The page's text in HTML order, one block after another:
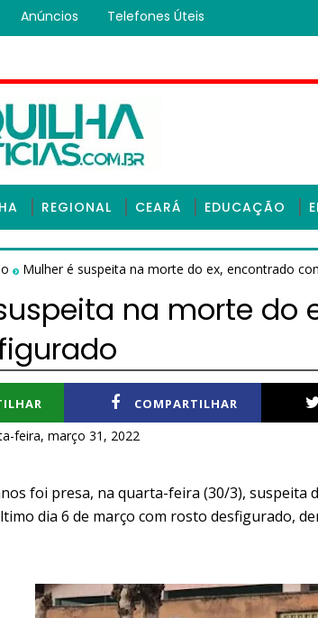
Anúncios Telefones Úteis
REGIONAL CEARÁ EDUCAÇÃO
Mulher é suspeita na morte do ex, encontrado
na morte do
COMPARTILHAR
feira, março 31, 2022
foi presa, na quarta-feira (30/3), suspeita
dia 6 de março com rosto desfigurado,